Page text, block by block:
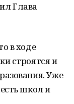
Глава
в ходе
строятся и
Уже
школ и